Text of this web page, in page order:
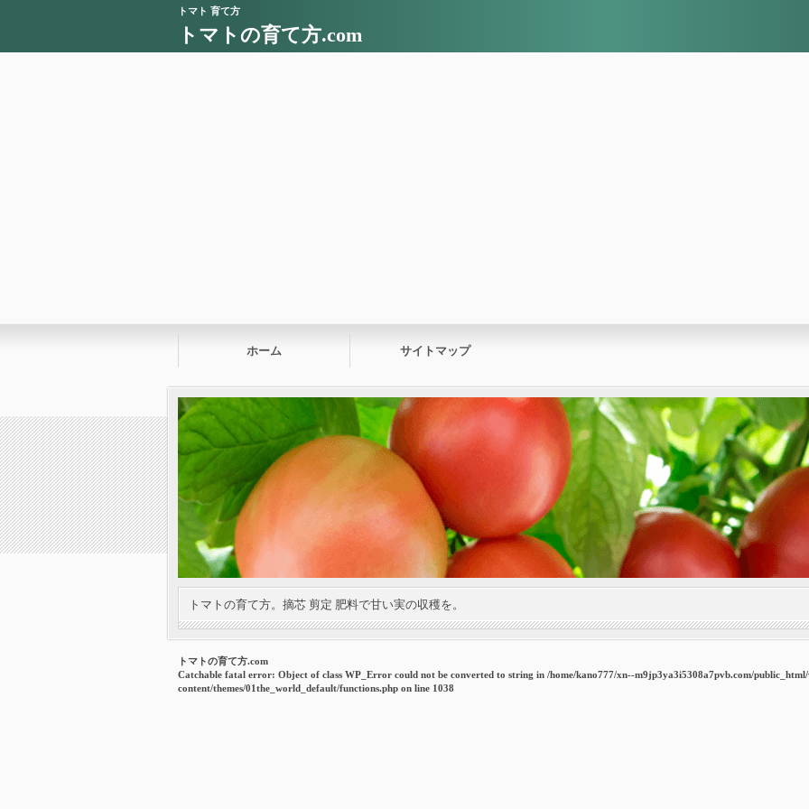
トマト 育て方
トマトの育て方.com
ホーム サイトマップ
トマトの育て方。摘芯 剪定 肥料で甘い実の収穫を。
トマトの育て方.com
Catchable fatal error: Object of class WP_Error could not be converted to string in /home/kano777/xn--m9jp3ya3i5308a7pvb.com/
content/themes/01the_world_default/functions.php on line 1038